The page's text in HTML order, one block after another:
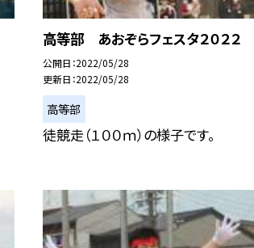
高等部 あおぞらフェスタ２０２２
公開日 2022/05/28
更新日 2022/05/28
高等部
徒競走（１００ｍ）の様子です。